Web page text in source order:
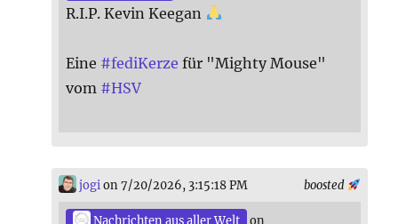
R.I.P. Kevin Keegan
Eine #fediKerze für "Mighty Mouse"
vom #HSV
boosted
jogi on 7/20/2026, 3:15:18 PM
Nachrichten aus aller Welt on